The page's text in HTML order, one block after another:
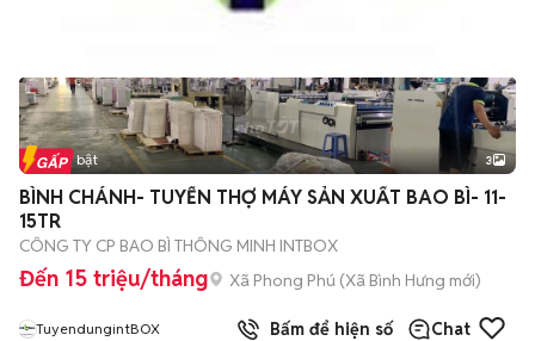
Tin nổi bật 3
BÌNH CHÁNH- TUYỂN THỢ MÁY SẢN XUẤT BAO BÌ- 11-
15TR
CÔNG TY CP BAO BÌ THÔNG MINH INTBOX
Đến 15 triệu/tháng Xã Phong Phú (Xã Bình Hưng mới)
TuyendungintBOX Bấm để hiện số Chat